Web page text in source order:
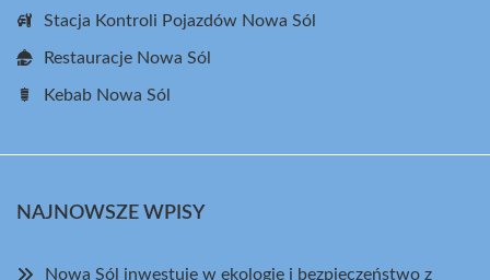
Stacja Kontroli Pojazdów Nowa Sól
Restauracje Nowa Sól
Kebab Nowa Sól
NAJNOWSZE WPISY
Nowa Sól inwestuje w ekologię i bezpieczeństwo z